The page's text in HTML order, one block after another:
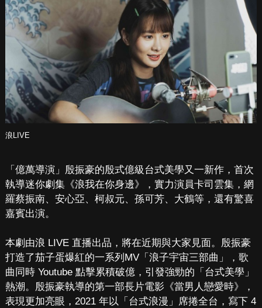
浪LIVE
「億萬導演」殷振豪的殷式億級台式美學又一新作，首次
執導迷你劇集《浪我在你身邊》，實力演員卡司雲集，網
羅蔡振南、安心亞、柯叔元、孫可芳、大鶴等，還有驚喜
嘉賓出演。
本劇由浪 LIVE 直播出品，將在近期與大家見面。殷振豪
打造了茄子蛋爆紅的一系列MV「浪子宇宙三部曲」，歌
曲同時 Youtube 點擊累積破億，引發強勁的「台式美學」
熱潮。殷振豪執導的第一部長片電影《當男人戀愛時》，
表現更加亮眼，2021 年以「台式浪漫」席捲全台，寫下 4